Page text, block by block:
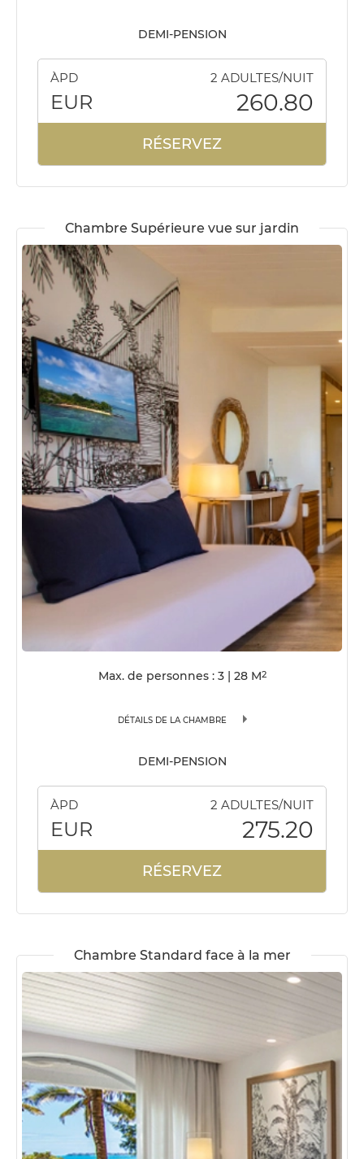
DEMI-PENSION
ÀPD 2 ADULTES/NUIT
EUR 260.80
RÉSERVEZ
Chambre Supérieure vue sur jardin
Max. de personnes : 3 28M2
DÉTAILS DE LA CHAMBRE
DEMI-PENSION
ÀPD 2 ADULTES/NUIT
EUR 275.20
RÉSERVEZ
Chambre Standard face à la mer